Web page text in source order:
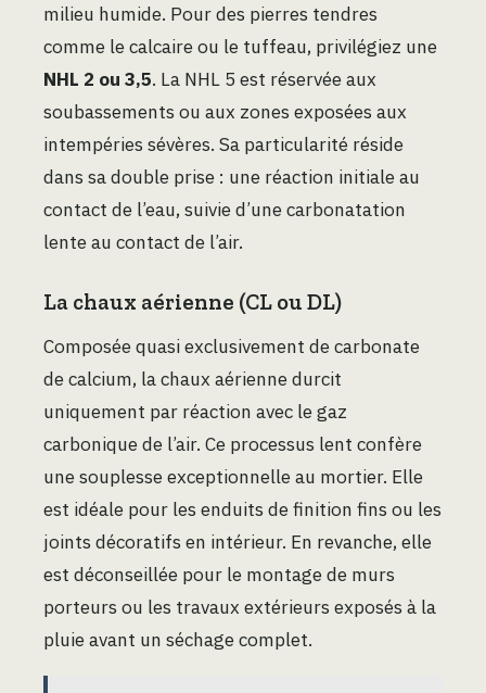
milieu humide. Pour des pierres tendres
comme le calcaire ou le tuffeau, privilégiez une
NHL 2 ou 3,5. La NHL 5 est réservée aux
soubassements ou aux zones exposées aux
intempéries sévères. Sa particularité réside
dans sa double prise : une réaction initiale au
contact de l’eau, suivie d’une carbonatation
lente au contact de l’air.
La chaux aérienne (CL ou DL)
Composée quasi exclusivement de carbonate
de calcium, la chaux aérienne durcit
uniquement par réaction avec le gaz
carbonique de l’air. Ce processus lent confère
une souplesse exceptionnelle au mortier. Elle
est idéale pour les enduits de finition fins ou les
joints décoratifs en intérieur. En revanche, elle
est déconseillée pour le montage de murs
porteurs ou les travaux extérieurs exposés à la
pluie avant un séchage complet.